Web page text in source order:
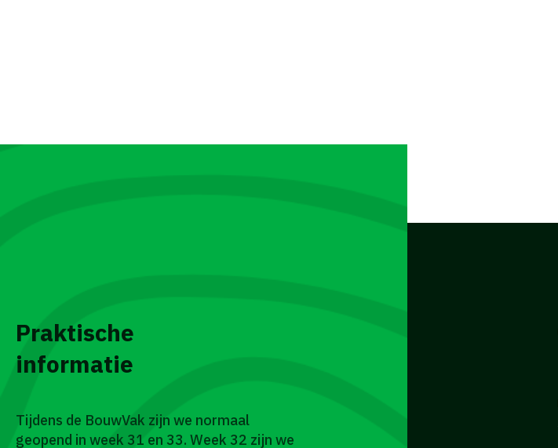
Praktische
informatie
Tijdens de BouwVak zijn we normaal
geopend in week 31 en 33. Week 32 zijn we